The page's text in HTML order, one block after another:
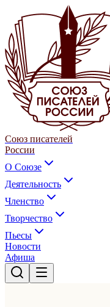
Союз писателей
России
О Союзе
Деятельность
Членство
Творчество
Пьесы
Новости
Афиша